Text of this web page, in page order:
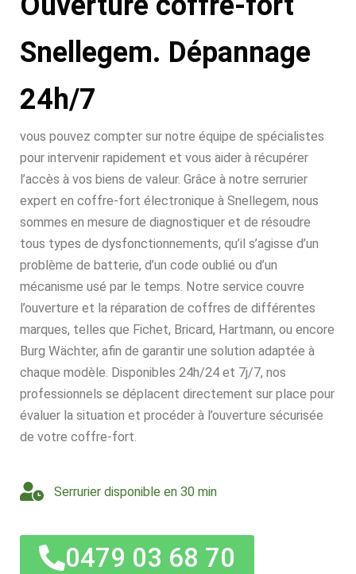
Snellegem. Dépannage
24h/7
vous pouvez compter sur notre équipe de spécialistes
pour intervenir rapidement et vous aider à récupérer
l’accès à vos biens de valeur. Grâce à notre serrurier
expert en coffre-fort électronique à Snellegem, nous
sommes en mesure de diagnostiquer et de résoudre
tous types de dysfonctionnements, qu’il s’agisse d’un
problème de batterie, d’un code oublié ou d’un
mécanisme usé par le temps. Notre service couvre
l’ouverture et la réparation de coffres de différentes
marques, telles que Fichet, Bricard, Hartmann, ou encore
Burg Wächter, afin de garantir une solution adaptée à
chaque modèle. Disponibles 24h/24 et 7j/7, nos
professionnels se déplacent directement sur place pour
évaluer la situation et procéder à l’ouverture sécurisée
de votre coffre-fort.
Serrurier disponible en 30 min
0479 03 68 70